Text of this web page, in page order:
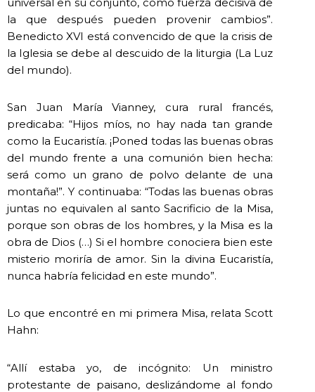
la que después pueden provenir cambios”.
Benedicto XVI está convencido de que la crisis de
la Iglesia se debe al descuido de la liturgia (La Luz
del mundo).
San Juan María Vianney, cura rural francés,
predicaba: “Hijos míos, no hay nada tan grande
como la Eucaristía. ¡Poned todas las buenas obras
del mundo frente a una comunión bien hecha:
será como un grano de polvo delante de una
montaña!”. Y continuaba: “Todas las buenas obras
juntas no equivalen al santo Sacrificio de la Misa,
porque son obras de los hombres, y la Misa es la
obra de Dios (…) Si el hombre conociera bien este
misterio moriría de amor. Sin la divina Eucaristía,
nunca habría felicidad en este mundo”.
Lo que encontré en mi primera Misa, relata Scott
Hahn:
“Allí estaba yo, de incógnito: Un ministro
protestante de paisano, deslizándome al fondo